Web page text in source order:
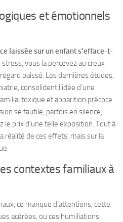
et émotionnels
laissée sur un enfant s’efface-t-
stress, vous la percevez au creux
baissé. Les dernières études,
consolident l’idée d’une
toxique et apparition précoce
se faufile, parfois en silence,
le prix d’une telle exposition. Tout à
réalité de ces effets, mais sur la
contextes familiaux à
ce manque d’attentions, cette
acérées, ou ces humiliations